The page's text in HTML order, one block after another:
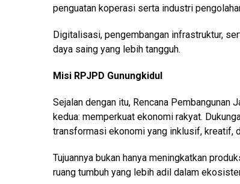
penguatan koperasi serta industri
Digitalisasi, pengembangan infrastruktur,
daya saing yang lebih tangguh.
Misi RPJPD Gunungkidul
Sejalan dengan itu, Rencana Pembangunan
kedua: memperkuat ekonomi rakyat.
transformasi ekonomi yang inklusif, kreatif,
Tujuannya bukan hanya meningkatkan
ruang tumbuh yang lebih adil dalam